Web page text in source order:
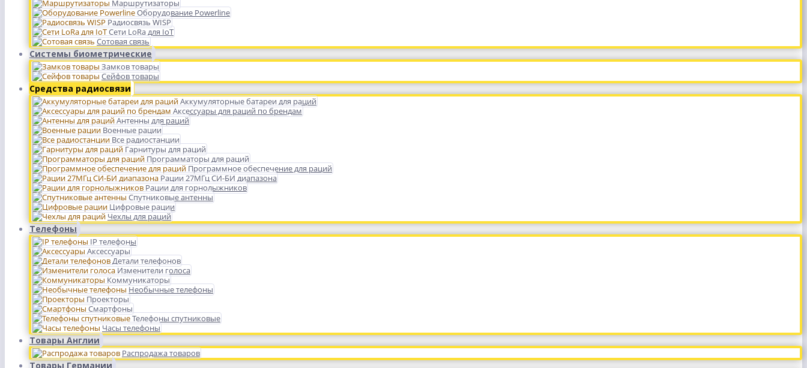
Маршрутизаторы
Оборудование Powerline
Радиосвязь WISP
Сети LoRa для IoT
Сотовая связь
Системы биометрические
Замков товары
Сейфов товары
Средства радиосвязи
Аккумуляторные батареи для раций
Аксессуары для раций по брендам
Антенны для раций
Военные рации
Все радиостанции
Гарнитуры для раций
Программаторы для раций
Программное обеспечение для раций
Рации 27МГц СИ-БИ диапазона
Рации для горнолыжников
Спутниковые антенны
Цифровые рации
Чехлы для раций
Телефоны
IP телефоны
Аксессуары
Детали телефонов
Изменители голоса
Коммуникаторы
Необычные телефоны
Проекторы
Смартфоны
Телефоны спутниковые
Часы телефоны
Товары Англии
Распродажа товаров
Товары Германии